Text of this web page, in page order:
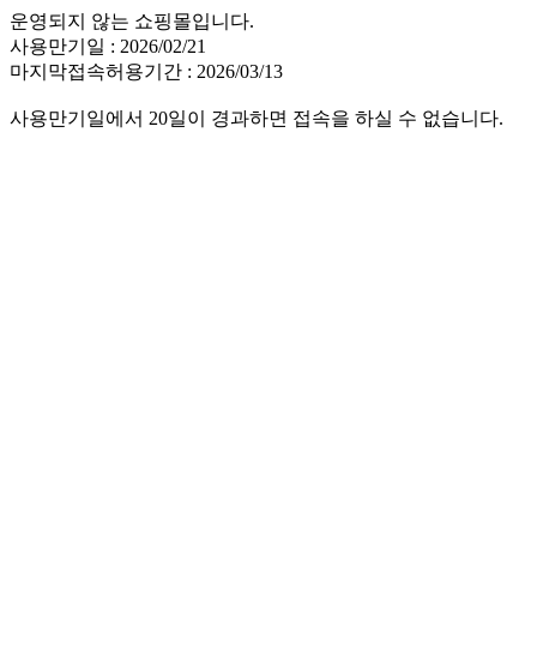
운영되지 않는 쇼핑몰입니다.
사용만기일 : 2026/02/21
마지막접속허용기간 : 2026/03/13
사용만기일에서 20일이 경과하면 접속을 하실 수 없습니다.